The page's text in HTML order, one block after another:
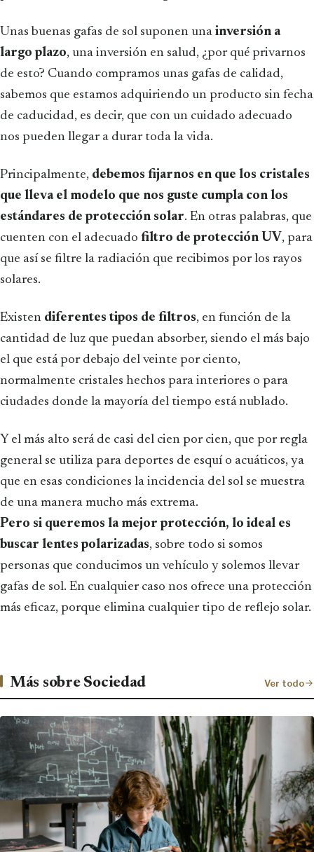
Unas buenas gafas de sol suponen una inversión a
largo plazo, una inversión en salud, ¿por qué privarnos
de esto? Cuando compramos unas gafas de calidad,
sabemos que estamos adquiriendo un producto sin fecha
de caducidad, es decir, que con un cuidado adecuado
nos pueden llegar a durar toda la vida.
Principalmente, debemos fijarnos en que los cristales
que lleva el modelo que nos guste cumpla con los
estándares de protección solar. En otras palabras, que
cuenten con el adecuado filtro de protección UV, para
que así se filtre la radiación que recibimos por los rayos
solares.
Existen diferentes tipos de filtros, en función de la
cantidad de luz que puedan absorber, siendo el más bajo
el que está por debajo del veinte por ciento,
normalmente cristales hechos para interiores o para
ciudades donde la mayoría del tiempo está nublado.
Y el más alto será de casi del cien por cien, que por regla
general se utiliza para deportes de esquí o acuáticos, ya
que en esas condiciones la incidencia del sol se muestra
de una manera mucho más extrema.
Pero si queremos la mejor protección, lo ideal es
buscar lentes polarizadas, sobre todo si somos
personas que conducimos un vehículo y solemos llevar
gafas de sol. En cualquier caso nos ofrece una protección
más eficaz, porque elimina cualquier tipo de reflejo solar.
Más sobre Sociedad Ver todo